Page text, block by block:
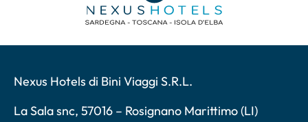
Nexus Hotels di Bini Viaggi S.R.L.
La Sala snc, 57016 – Rosignano Marittimo (LI)